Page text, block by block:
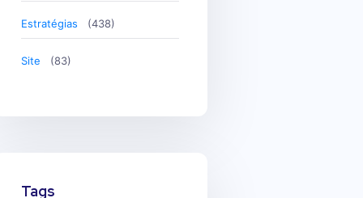
Estratégias (438)
Site (83)
Tags